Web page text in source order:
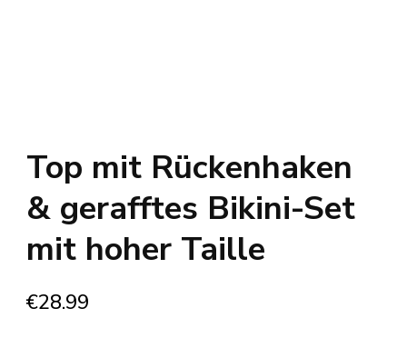
Top mit Rückenhaken
& gerafftes Bikini-Set
mit hoher Taille
€28.99